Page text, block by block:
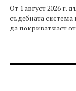
От 1 август 2026 г.
съдебната
да покриват част